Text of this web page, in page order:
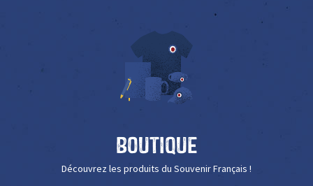
Boutique
Découvrez les produits du Souvenir Français !